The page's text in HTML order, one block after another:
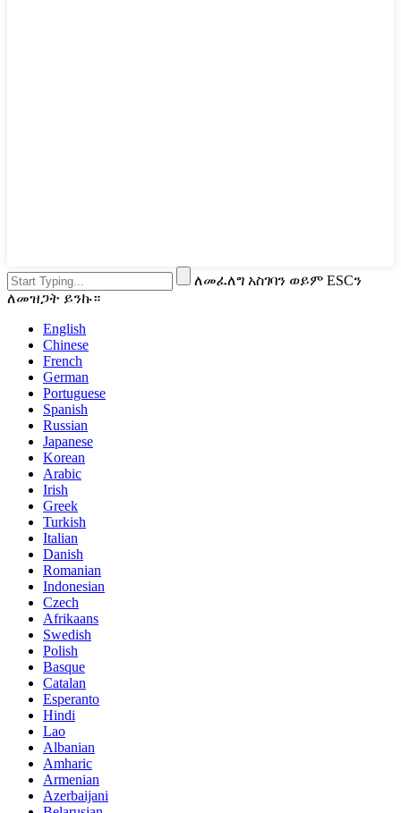
ለመፈለግ አስገባን ወይም ESCን
ለመዝጋት ይንኩ።
English
Chinese
French
German
Portuguese
Spanish
Russian
Japanese
Korean
Arabic
Irish
Greek
Turkish
Italian
Danish
Romanian
Indonesian
Czech
Afrikaans
Swedish
Polish
Basque
Catalan
Esperanto
Hindi
Lao
Albanian
Amharic
Armenian
Azerbaijani